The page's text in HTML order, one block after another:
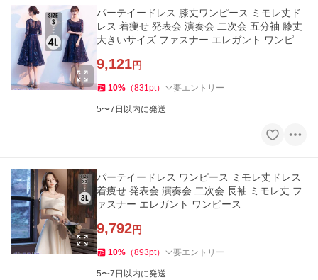
パーテイードレス 膝丈ワンピース ミモレ丈ド
レス 着痩せ 発表会 演奏会 二次会 五分袖 膝丈
大きいサイズ ファスナー エレガント ワンピー
9,121円
10% （831pt） 要エントリー
5〜7日以内に発送
パーテイードレス ワンピース ミモレ丈ドレス
着痩せ 発表会 演奏会 二次会 長袖 ミモレ丈 フ
ァスナー エレガント ワンピース
9,792円
10% （893pt） 要エントリー
5〜7日以内に発送